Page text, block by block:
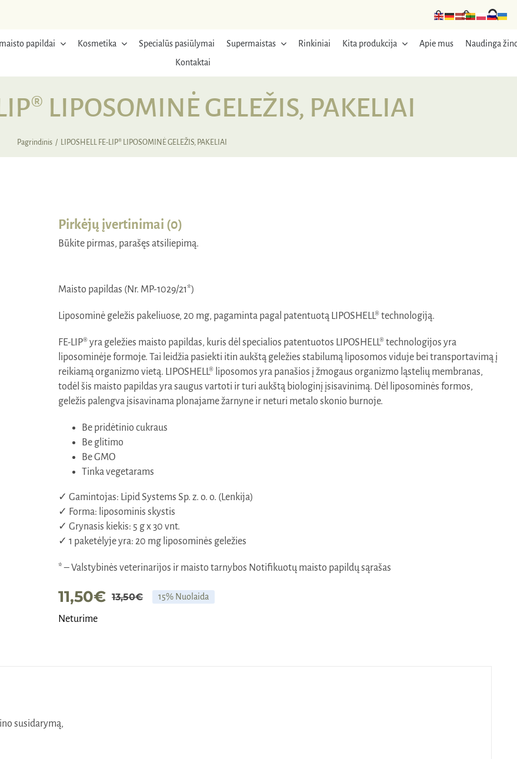
papildai Kosmetika Specialūs pasiūlymai Supermaistas Rinkiniai Kita produkcija Apie mus
Naudinga
Kontaktai
LIPOSOMINĖ GELEŽIS, PAKELIAI
Pagrindinis LIPOSHELL FE-LIP® LIPOSOMINĖ GELEŽIS, PAKELIAI
Pirkėjų įvertinimai (0)
Būkite pirmas, parašęs atsiliepimą.
Maisto papildas (Nr. MP-1029/21*)
Liposominė geležis pakeliuose, 20 mg, pagaminta pagal patentuotą LIPOSHELL® technologiją.
FE-LIP® yra geležies maisto papildas, kuris dėl specialios patentuotos LIPOSHELL® technologijos yra
liposominėje formoje. Tai leidžia pasiekti itin aukštą geležies stabilumą liposomos viduje bei transportavimą į
reikiamą organizmo vietą. LIPOSHELL® liposomos yra panašios į žmogaus organizmo ląstelių membranas,
todėl šis maisto papildas yra saugus vartoti ir turi aukštą biologinį įsisavinimą. Dėl liposominės formos,
geležis palengva įsisavinama plonajame žarnyne ir neturi metalo skonio burnoje.
Be pridėtinio cukraus
Be glitimo
Be GMO
Tinka vegetarams
✓ Gamintojas: Lipid Systems Sp. z. o. o. (Lenkija)
✓ Forma: liposominis skystis
✓ Grynasis kiekis: 5 g x 30 vnt.
✓ 1 paketėlyje yra: 20 mg liposominės geležies
* – Valstybinės veterinarijos ir maisto tarnybos Notifikuotų maisto papildų sąrašas
13,50€Original
11,50€
Current
15% Nuolaida
Neturime
susidarymą,